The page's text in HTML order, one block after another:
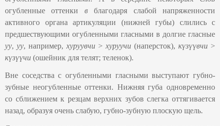
огубленные оттенки вблагодаря слабой напряженности
активного органа артикуляции (нижней губы) слились с
предшествующими огубленными гласными в долгие гласные
уу, уу, например, хуруувчи > хуруучи (наперсток), күзүүвчи >
күзүүчи (ошейник для телят; теленок).
Вне соседства с огубленными гласными выступают губно-
зубные неогубленные оттенки. Нижняя губа одновременно
со сближением к резцам верхних зубов слегка оттягивается
назад, образуя очень слабую, губно-зубную плоскую щель.